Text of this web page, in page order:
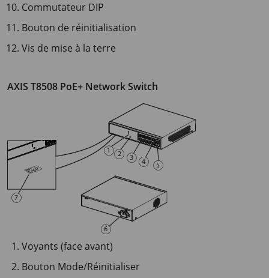
Commutateur DIP
Bouton de réinitialisation
Vis de mise à la terre
AXIS T8508 PoE+ Network Switch
Voyants (face avant)
Bouton Mode/Réinitialiser